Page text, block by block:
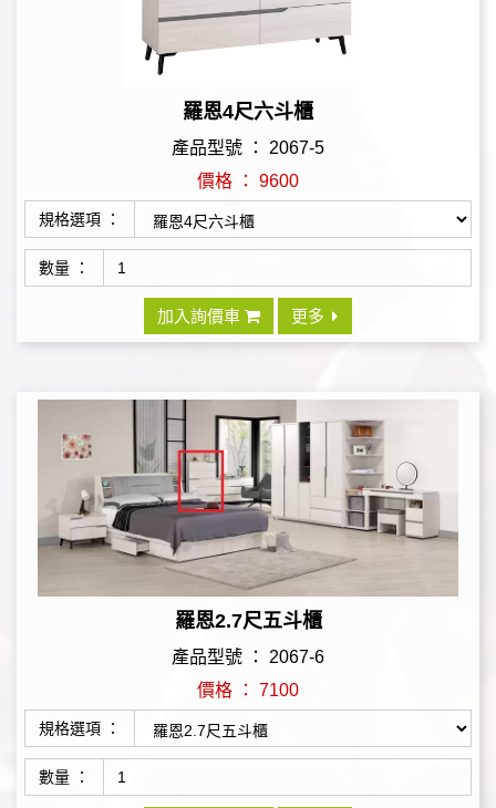
羅恩4尺六斗櫃
產品型號 ： 2067-5
價格 ： 9600
規格選項 ：
數量 ：
加入詢價車 更多
羅恩2.7尺五斗櫃
產品型號 ： 2067-6
價格 ： 7100
規格選項 ：
數量 ：